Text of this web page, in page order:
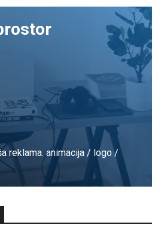
reklama. animacija / logo /